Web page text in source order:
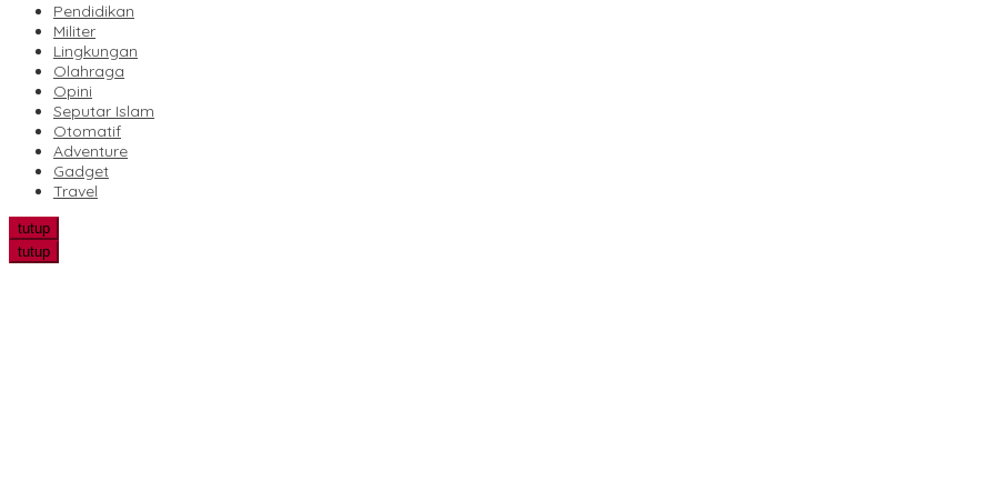
Pendidikan
Militer
Lingkungan
Olahraga
Opini
Seputar Islam
Otomatif
Adventure
Gadget
Travel
tutup
tutup